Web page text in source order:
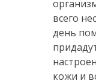
всего
день
кожи и